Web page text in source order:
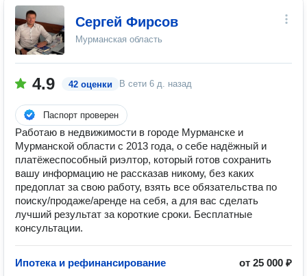
Сергей Фирсов
Мурманская область
4.9 42 оценки В сети 6 д. назад
Паспорт проверен
Работаю в недвижимости в городе Мурманске и
Мурманской области c 2013 года, о себе надёжный и
платёжеспособный риэлтор, который готов сохранить
вашу информацию не рассказав никому, без каких
предоплат за свою работу, взять все обязательства по
поиску/продаже/аренде на себя, а для вас сделать
лучший результат за короткие сроки. Бесплатные
консультации.
Ипотека и рефинансирование от 25 000 ₽